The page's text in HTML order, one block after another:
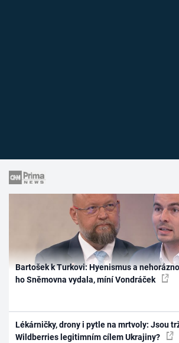
Bartošek k Turkovi: Hyenismus a
ho Sněmovna vydala, míní Vondráček
Lékárničky, drony i pytle na mrtvoly: Jsou
Wildberries legitimním cílem Ukrajiny?